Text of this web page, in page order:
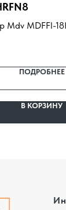
Mdv MDFFI-
и
ПОДРОБНЕЕ
В КОРЗИНУ